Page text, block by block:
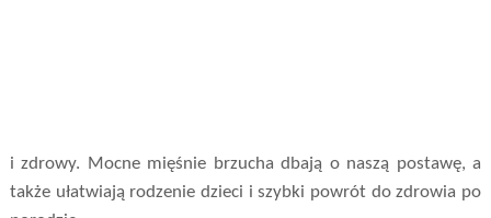
i zdrowy. Mocne mięśnie brzucha dbają o naszą postawę, a
także ułatwiają rodzenie dzieci i szybki powrót do zdrowia po